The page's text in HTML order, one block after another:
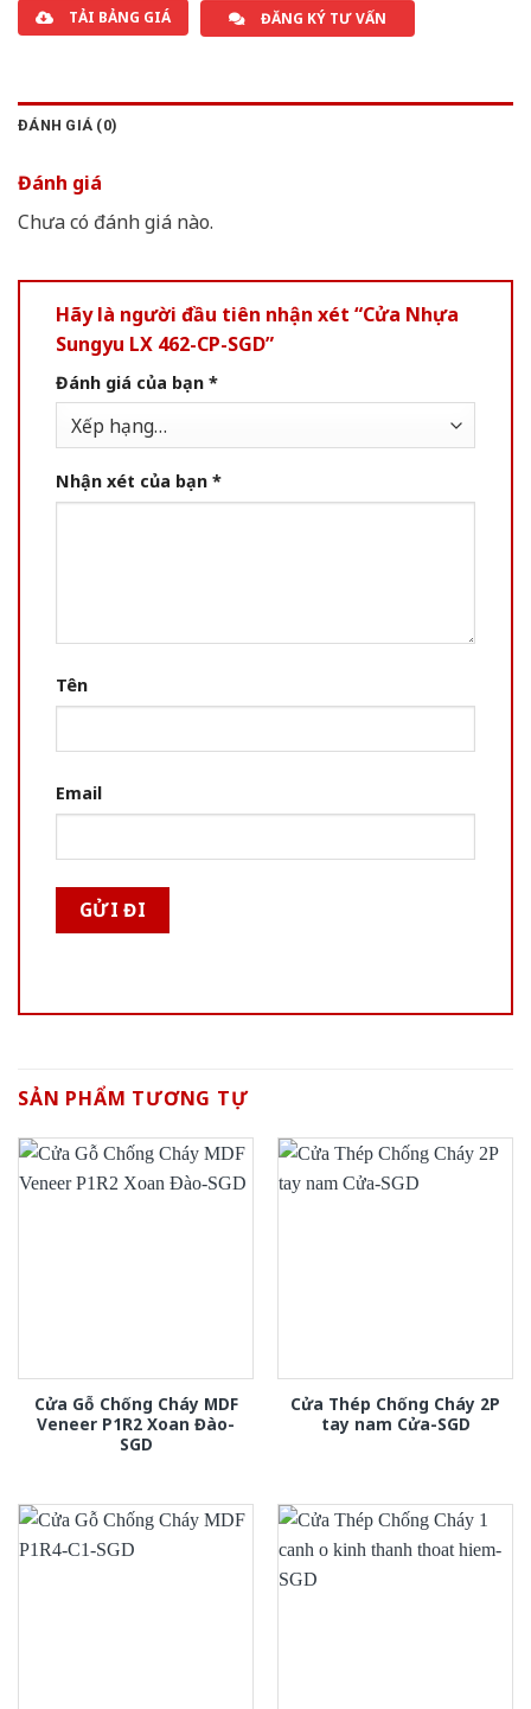
TẢI BẢNG GIÁ ĐĂNG KÝ TƯ VẤN
ĐÁNH GIÁ (0)
Đánh giá
Chưa có đánh giá nào.
Hãy là người đầu tiên nhận xét “Cửa Nhựa
Sungyu LX 462-CP-SGD”
Đánh giá của bạn *
Nhận xét của bạn *
Tên
Email
SẢN PHẨM TƯƠNG TỰ
Cửa Gỗ Chống Cháy MDF
Veneer P1R2 Xoan Đào-
SGD
Cửa Thép Chống Cháy 2P
tay nam Cửa-SGD